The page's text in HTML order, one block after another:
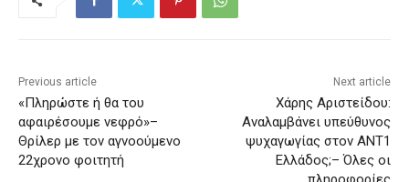
Previous article
«Πληρώστε ή θα του
αφαιρέσουμε νεφρό»–
Θρίλερ με τον αγνοούμενο
22χρονο φοιτητή
Next article
Χάρης Αριστείδου:
Αναλαμβάνει υπεύθυνος
ψυχαγωγίας στον ΑΝΤ1
Ελλάδος;– Όλες οι